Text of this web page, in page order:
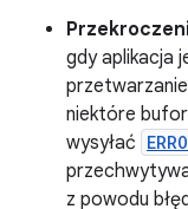
gdy aplikacja
niektóre
wysyłać
z powodu